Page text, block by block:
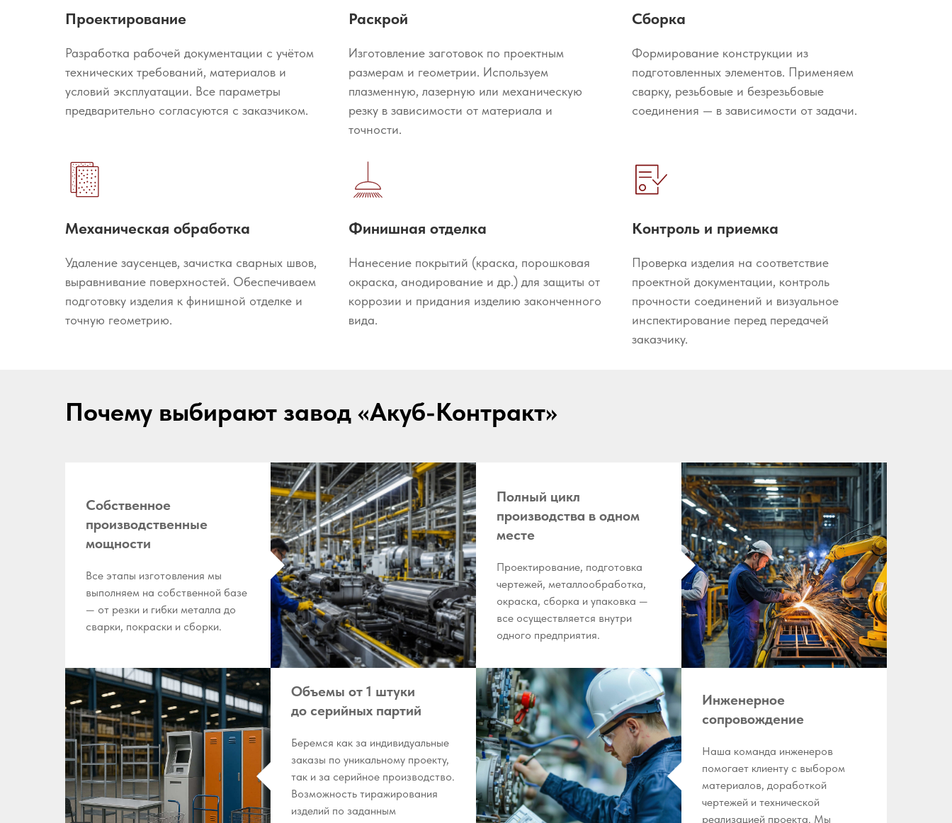
Проектирование
Разработка рабочей документации с учётом
технических требований, материалов и
условий эксплуатации. Все параметры
предварительно согласуются с заказчиком.
Раскрой
Изготовление заготовок по проектным
размерам и геометрии. Используем
плазменную, лазерную или механическую
резку в зависимости от материала и
точности.
Сборка
Формирование конструкции из
подготовленных элементов. Применяем
сварку, резьбовые и безрезьбовые
соединения — в зависимости от задачи.
Механическая обработка
Удаление заусенцев, зачистка сварных швов,
выравнивание поверхностей. Обеспечиваем
подготовку изделия к финишной отделке и
точную геометрию.
Финишная отделка
Нанесение покрытий (краска, порошковая
окраска, анодирование и др.) для защиты от
коррозии и придания изделию законченного
вида.
Контроль и приемка
Проверка изделия на соответствие
проектной документации, контроль
прочности соединений и визуальное
инспектирование перед передачей
заказчику.
Почему выбирают завод «Акуб-Контракт»
Собственное
производственные
мощности
Все этапы изготовления мы
выполняем на собственной базе
— от резки и гибки металла до
сварки, покраски и сборки.
Полный цикл
производства в одном
месте
Проектирование, подготовка
чертежей, металлообработка,
окраска, сборка и упаковка —
все осуществляется внутри
одного предприятия.
Объемы от 1 штуки
до серийных партий
Беремся как за индивидуальные
заказы по уникальному проекту,
так и за серийное производство.
Возможность тиражирования
изделий по заданным
Инженерное
сопровождение
Наша команда инженеров
помогает клиенту с выбором
материалов, доработкой
чертежей и технической
реализацией проекта. Мы